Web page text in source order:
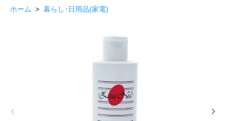
ホーム > 暮らし･日用品(家電)